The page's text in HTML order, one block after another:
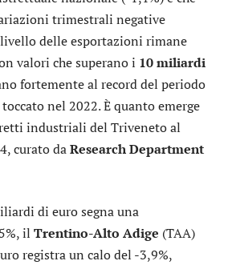
trimestrali negative
delle esportazioni rimane
valori che superano i 10 miliardi
fortemente al record del periodo
nel 2022. È quanto emerge
industriali del Triveneto al
curato daResearch Department
di euro segna una
il Trentino-Alto Adige (TAA)
registra un calo del -3,9%,